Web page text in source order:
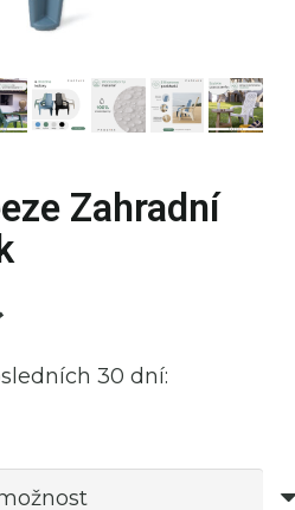
Zahradní
30 dní: